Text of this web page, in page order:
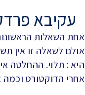
עקיבא
אחת השאלות
אולם לשאלה זו אין
היא : תלוי. ההחלטה
אחרי הדוקטורט